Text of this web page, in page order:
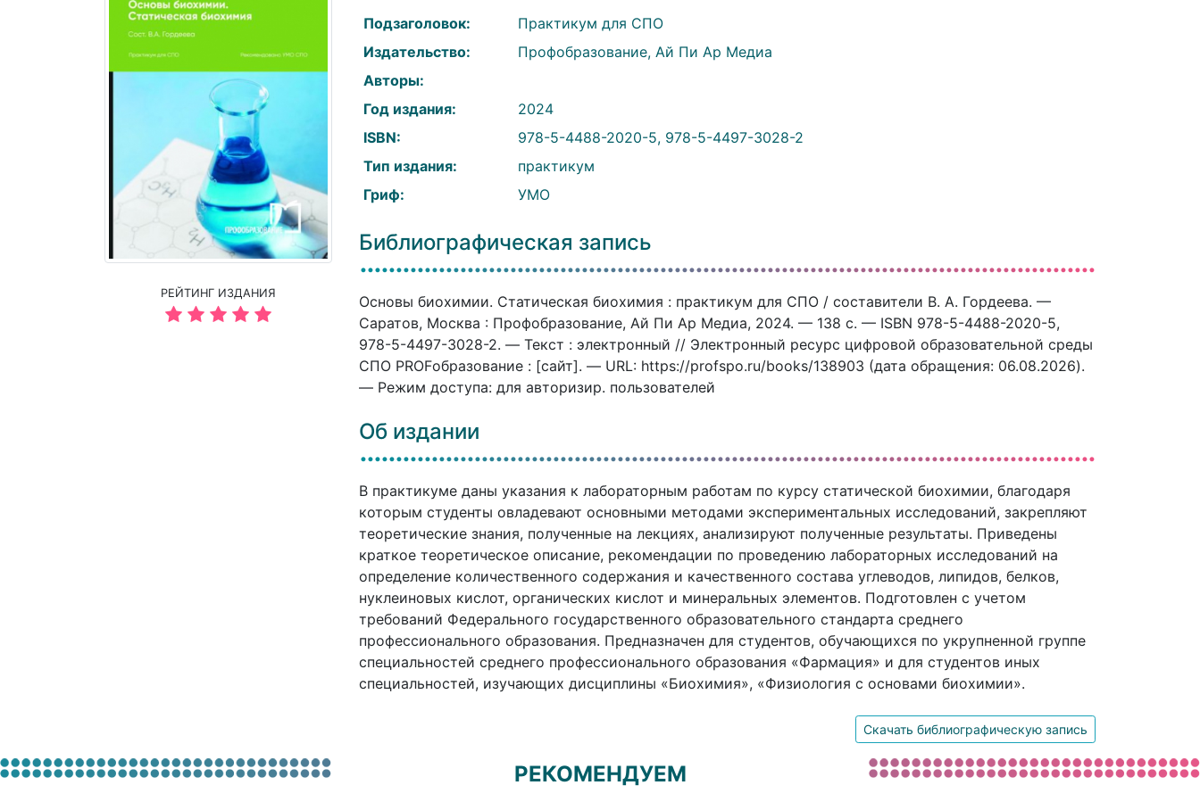
РЕЙТИНГ ИЗДАНИЯ
Подзаголовок:
Практикум для СПО
Издательство:
Профобразование, Ай Пи Ар Медиа
Авторы:
Год издания:
2024
ISBN:
978-5-4488-2020-5, 978-5-4497-3028-2
Тип издания:
практикум
Гриф:
УМО
Библиографическая запись
Основы биохимии. Статическая биохимия : практикум для СПО / составители В. А. Гордеева. —
Саратов, Москва : Профобразование, Ай Пи Ар Медиа, 2024. — 138 c. — ISBN 978-5-4488-2020-5,
978-5-4497-3028-2. — Текст : электронный // Электронный ресурс цифровой образовательной среды
СПО PROFобразование : [сайт]. — URL: https://profspo.ru/books/138903 (дата обращения: 06.08.2026).
— Режим доступа: для авторизир. пользователей
Об издании
В практикуме даны указания к лабораторным работам по курсу статической биохимии, благодаря
которым студенты овладевают основными методами экспериментальных исследований, закрепляют
теоретические знания, полученные на лекциях, анализируют полученные результаты. Приведены
краткое теоретическое описание, рекомендации по проведению лабораторных исследований на
определение количественного содержания и качественного состава углеводов, липидов, белков,
нуклеиновых кислот, органических кислот и минеральных элементов. Подготовлен с учетом
требований Федерального государственного образовательного стандарта среднего
профессионального образования. Предназначен для студентов, обучающихся по укрупненной группе
специальностей среднего профессионального образования «Фармация» и для студентов иных
специальностей, изучающих дисциплины «Биохимия», «Физиология с основами биохимии».
Скачать библиографическую запись
РЕКОМЕНДУЕМ